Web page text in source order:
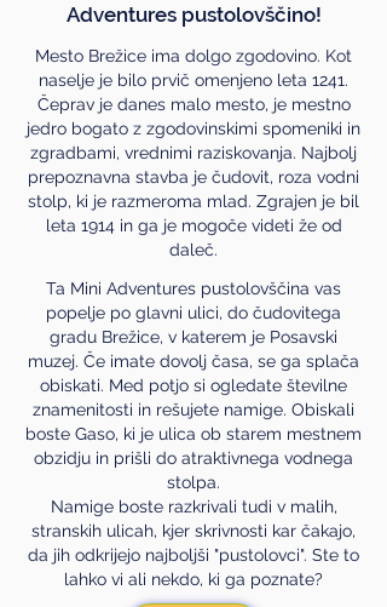
Adventures pustolovščino!
Mesto Brežice ima dolgo zgodovino. Kot
naselje je bilo prvič omenjeno leta 1241.
Čeprav je danes malo mesto, je mestno
jedro bogato z zgodovinskimi spomeniki in
zgradbami, vrednimi raziskovanja. Najbolj
prepoznavna stavba je čudovit, roza vodni
stolp, ki je razmeroma mlad. Zgrajen je bil
leta 1914 in ga je mogoče videti že od
daleč.
Ta Mini Adventures pustolovščina vas
popelje po glavni ulici, do čudovitega
gradu Brežice, v katerem je Posavski
muzej. Če imate dovolj časa, se ga splača
obiskati. Med potjo si ogledate številne
znamenitosti in rešujete namige. Obiskali
boste Gaso, ki je ulica ob starem mestnem
obzidju in prišli do atraktivnega vodnega
stolpa.
Namige boste razkrivali tudi v malih,
stranskih ulicah, kjer skrivnosti kar čakajo,
da jih odkrijejo najboljši "pustolovci". Ste to
lahko vi ali nekdo, ki ga poznate?